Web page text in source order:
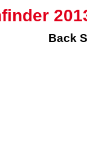
Back